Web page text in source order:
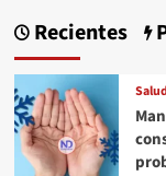
Recientes
Salud